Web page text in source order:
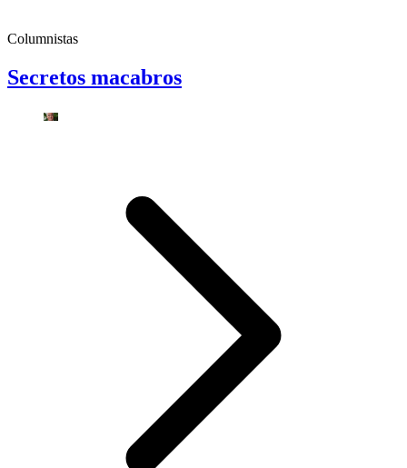
Columnistas
Secretos macabros